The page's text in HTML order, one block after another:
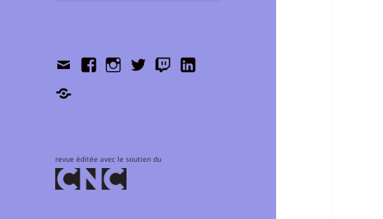
ContactFacebookInstagramTwitterTwitchLinkedIn
Shop
revue éditée avec le soutien du